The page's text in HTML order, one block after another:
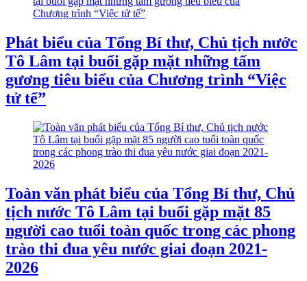
Phát biểu của Tổng Bí thư, Chủ tịch nước
Tô Lâm tại buổi gặp mặt những tấm
gương tiêu biểu của Chương trình “Việc
tử tế”
Toàn văn phát biểu của Tổng Bí thư, Chủ
tịch nước Tô Lâm tại buổi gặp mặt 85
người cao tuổi toàn quốc trong các phong
trào thi đua yêu nước giai đoạn 2021-
2026